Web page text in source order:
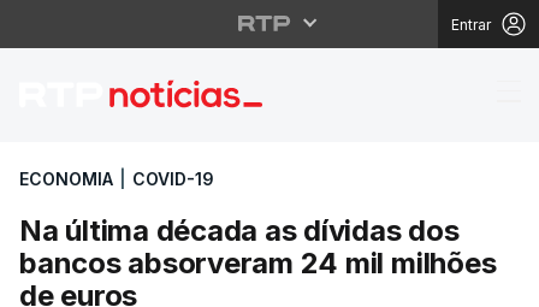
Entrar
Na última década as
ECONOMIA COVID-19
Na última década as dívidas dos
bancos absorveram 24 mil milhões
de euros